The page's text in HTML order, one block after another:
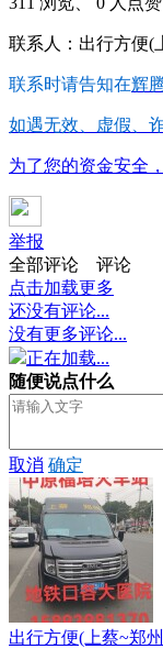
联系人：出行方便(
联系时请告知在辉
如遇无效、虚假、
为了您的资金安全
举报
全部评论
评论
点击加载更多
还没有评论...
没有更多评论...
正在加载...
随便说点什么
取消 确定
出行方便(上蔡~郑